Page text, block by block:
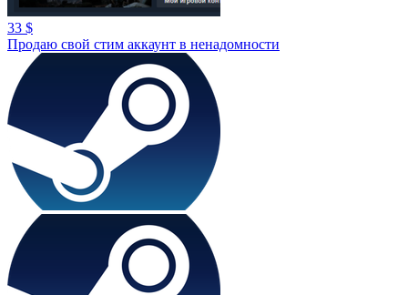
33 $
Продаю свой стим аккаунт в ненадомности